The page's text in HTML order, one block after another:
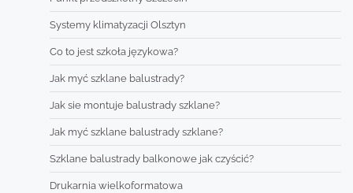
Systemy klimatyzacji Olsztyn
Co to jest szkoła językowa?
Jak myć szklane balustrady?
Jak sie montuje balustrady szklane?
Jak myć szklane balustrady szklane?
Szklane balustrady balkonowe jak czyścić?
Drukarnia wielkoformatowa